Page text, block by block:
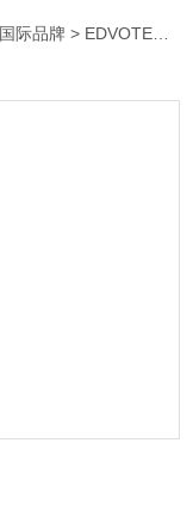
国际品牌 > EDVOTEK 特约代理